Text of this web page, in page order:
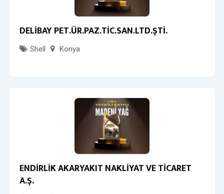
DELİBAY PET.ÜR.PAZ.TİC.SAN.LTD.ŞTİ.
Shell Konya
ENDİRLİK AKARYAKIT NAKLİYAT VE TİCARET
A.Ş.